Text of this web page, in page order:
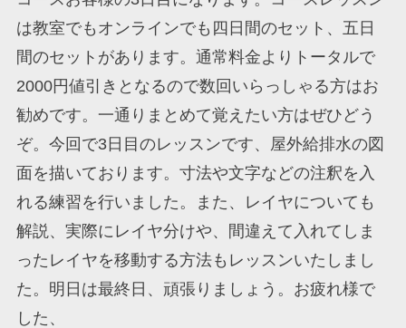
は教室でもオンラインでも四日間のセット、五日
間のセットがあります。通常料金よりトータルで
2000円値引きとなるので数回いらっしゃる方はお
勧めです。一通りまとめて覚えたい方はぜひどう
ぞ。今回で3日目のレッスンです、屋外給排水の図
面を描いております。寸法や文字などの注釈を入
れる練習を行いました。また、レイヤについても
解説、実際にレイヤ分けや、間違えて入れてしま
ったレイヤを移動する方法もレッスンいたしまし
た。明日は最終日、頑張りましょう。お疲れ様で
した、